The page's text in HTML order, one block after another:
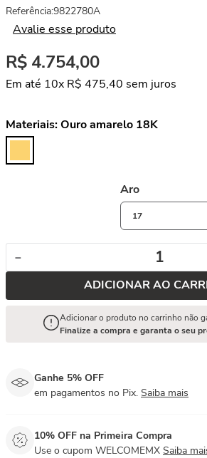
Referência:9822780A
Avalie esse produto
R$ 4.754,00
Em até 10x R$ 475,40 sem juros
Materiais:Ouro amarelo 18K
Aro
17
－
ADICIONAR AO
Adicionar o produto no carrinho não
Finalize a compra e garanta o seu
Ganhe 5% OFF
em pagamentos no Pix. Saiba mais
10% OFF na Primeira Compra
Use o cupom WELCOMEMX Saiba